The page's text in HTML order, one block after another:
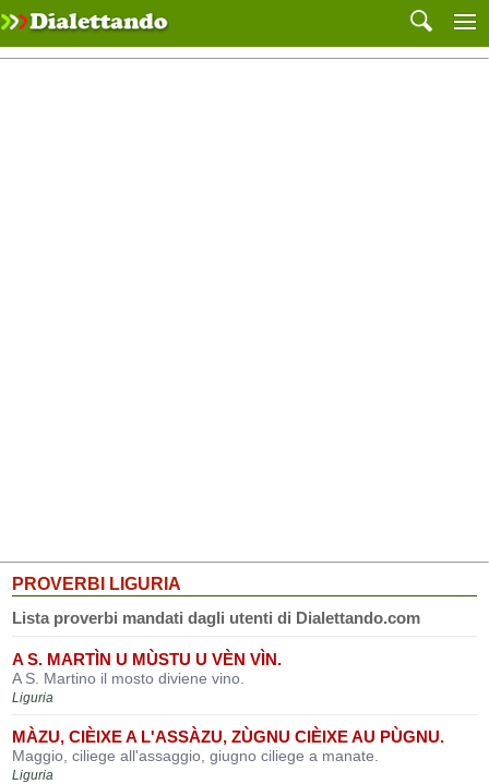
PROVERBI LIGURIA
Lista proverbi mandati dagli utenti di Dialettando.com
A S. MARTÌN U MÙSTU U VÈN VÌN.
A S. Martino il mosto diviene vino.
Liguria
MÀZU, CIÈIXE A L'ASSÀZU, ZÙGNU CIÈIXE AU PÙGNU.
Maggio, ciliege all'assaggio, giugno ciliege a manate.
Liguria